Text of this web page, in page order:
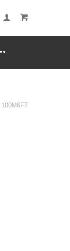
100M6FT